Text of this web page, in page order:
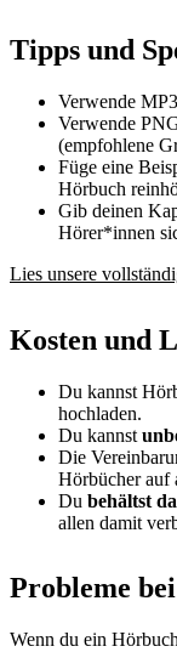
Tipps und
Verwende
Verwende
(empfohlene
Füge eine
Hörbuch
Gib deinen
Hörer*innen
Lies unsere
Kosten und
Du kannst
hochladen.
Du kannst
Die
Hörbücher auf
Du behältst
allen damit
Probleme
Wenn du ein